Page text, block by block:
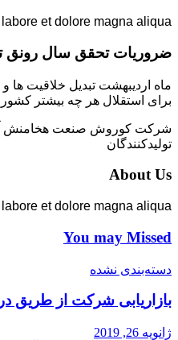
et dolore magna aliqua.
ضروریات تحقق سال رونق
ماه اردیبهشت تبدیل خلاقیت ها
برای استقلال هر چه بیشتر
شرکت کوروش صنعت هخامنش
تولیدکنندگان
About Us
et dolore magna aliqua.
You may Missed
دسته‌بندی نشده
بازاریابی شرکت از
ژانویه 26, 2019